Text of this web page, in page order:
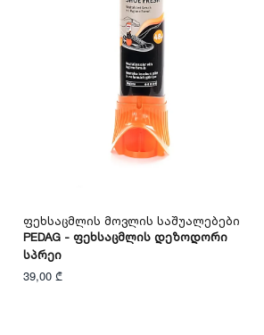
Ფეხსაცმლის Მოვლის Საშუალებები
PEDAG - Ფეხსაცმლის Დეზოდორი
Სპრეი
39,00 ₾